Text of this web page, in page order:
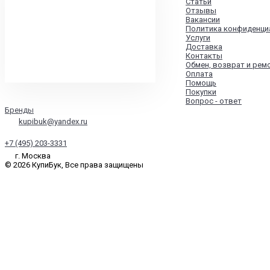
Отзывы
Вакансии
Политика
Услуги
Доставка
Контакты
Обмен, возврат и
Оплата
Помощь
Покупки
Вопрос - ответ
Бренды
kupibuk@yandex.ru
+7 (495) 203-3331
г. Москва
© 2026 КупиБук, Все права защищены